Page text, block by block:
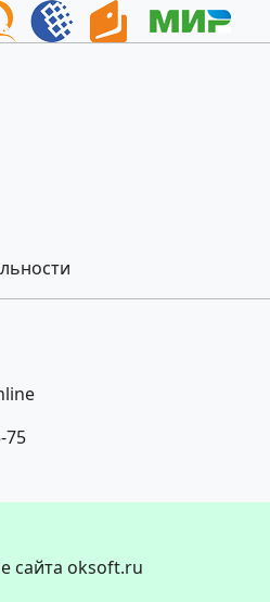
75
сайта oksoft.ru